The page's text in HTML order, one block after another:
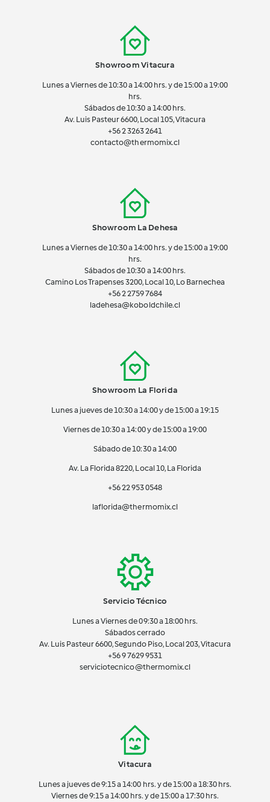
Showroom Vitacura
Lunes a Viernes de 10:30 a 14:00 hrs. y de 15:00 a 19:00
hrs.
Sábados de 10:30 a 14:00 hrs.
Av. Luis Pasteur 6600, Local 105, Vitacura
+56 2 3263 2641
contacto@thermomix.cl
Showroom La Dehesa
Lunes a Viernes de 10:30 a 14:00 hrs. y de 15:00 a 19:00
hrs.
Sábados de 10:30 a 14:00 hrs.
Camino Los Trapenses 3200, Local 10, Lo Barnechea
+56 22759 7684
ladehesa@koboldchile.cl
Showroom La Florida
Lunes a jueves de 10:30 a 14:00 y de 15:00 a 19:15
Viernes de 10:30 a 14:00 y de 15:00 a 19:00
Sábado de 10:30 a 14:00
Av. La Florida 8220, Local 10, La Florida
+56 22 953 0548
laflorida@thermomix.cl
Servicio Técnico
Lunes a Viernes de 09:30 a 18:00 hrs.
Sábados cerrado
Av. Luis Pasteur 6600, Segundo Piso, Local 203, Vitacura
+56 9 7629 9531
serviciotecnico@thermomix.cl
Vitacura
Lunes a jueves de 9:15 a 14:00 hrs. y de 15:00 a 18:30 hrs.
Viernes de 9:15 a 14:00 hrs. y de 15:00 a 17:30 hrs.